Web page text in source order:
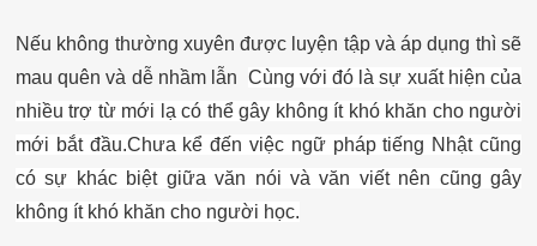
Nếu không thường xuyên được luyện tập và áp dụng thì sẽ
mau quên và dễ nhầm lẫn Cùng với đó là sự xuất hiện của
nhiều trợ từ mới lạ có thể gây không ít khó khăn cho người
mới bắt đầu.Chưa kể đến việc ngữ pháp tiếng Nhật cũng
có sự khác biệt giữa văn nói và văn viết nên cũng gây
không ít khó khăn cho người học.